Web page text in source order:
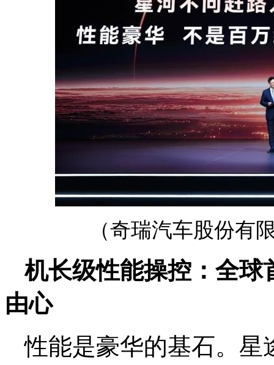
（奇瑞汽车股份有
机长级性能操控：全
由心
性能是豪华的基石。星